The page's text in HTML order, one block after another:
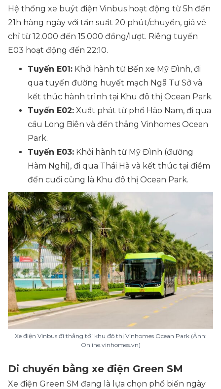
Hệ thống xe buýt điện Vinbus hoạt động từ 5h đến
21h hàng ngày với tần suất 20 phút/chuyến, giá vé
chỉ từ 12.000 đến 15.000 đồng/lượt. Riêng tuyến
E03 hoạt động đến 22:10.
Tuyến E01: Khởi hành từ Bến xe Mỹ Đình, đi
qua tuyến đường huyết mạch Ngã Tư Sở và
kết thúc hành trình tại Khu đô thị Ocean Park.
Tuyến E02: Xuất phát từ phố Hào Nam, đi qua
cầu Long Biên và đến thẳng Vinhomes Ocean
Park.
Tuyến E03: Khởi hành từ Mỹ Đình (đường
Hàm Nghi), đi qua Thái Hà và kết thúc tại điểm
đến cuối cùng là Khu đô thị Ocean Park.
Xe điện Vinbus đi thẳng tới khu đô thị Vinhomes Ocean Park (Ảnh:
Online.vinhomes.vn)
Di chuyển bằng xe điện Green SM
Xe điện Green SM đang là lựa chọn phổ biến ngày